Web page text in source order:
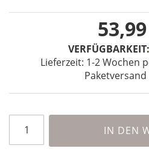
VERFÜGBARKEIT:
Lieferzeit: 1-2 Wochen
Paketversand
IN DEN